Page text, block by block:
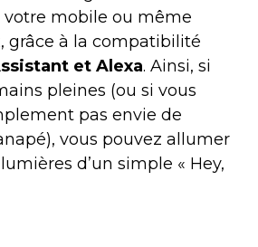
mobile ou même
grâce à la compatibilité
et Alexa. Ainsi, si
pleines (ou si vous
pas envie de
vous pouvez allumer
d’un simple « Hey,